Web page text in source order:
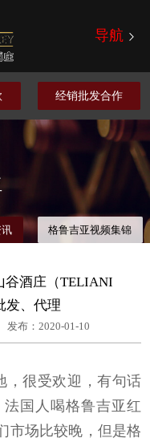
导航
经销批发合作
格鲁吉亚视频集锦
谷酒庄（TELIANI
发、代理
发布：2020-01-10
，很受欢迎，有句话
国人喝格鲁吉亚红
市场比较晚，但是格